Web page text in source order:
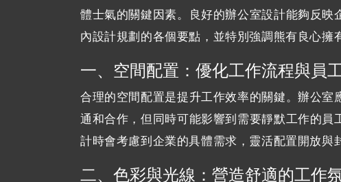
體士氣的關鍵因素。良好的辦公室設計能夠反
內設計規劃的各個要點，並特別強調熊有良心
一、空間配置：優化工作流程與員
合理的空間配置是提升工作效率的關鍵。辦公
通和合作，但同時可能影響到需要靜默工作的
計時會考慮到企業的具體需求，靈活配置開放
二、色彩與光線：營造舒適的工作